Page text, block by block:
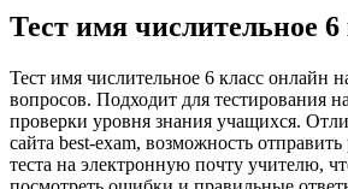
Тест имя числительное 6
Тест имя числительное 6 класс онлайн
вопросов. Подходит для тестирования
проверки уровня знания учащихся.
сайта best-exam, возможность
теста на электронную почту учителю,